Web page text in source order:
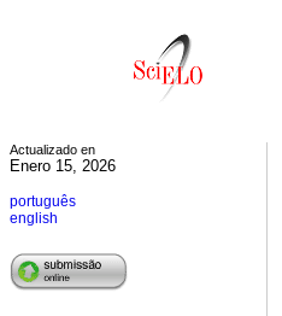
Actualizado en
Enero 15, 2026
português
english